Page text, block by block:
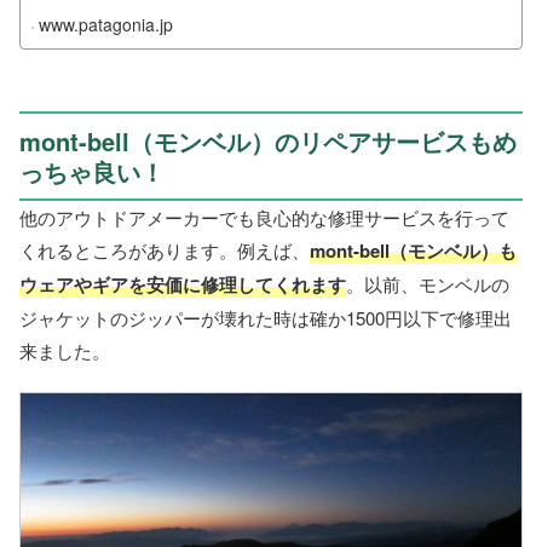
www.patagonia.jp
mont-bell（モンベル）のリペアサービスもめ
っちゃ良い！
他のアウトドアメーカーでも良心的な修理サービスを行って
くれるところがあります。例えば、 mont-bell（モンベル）も
ウェアやギアを安価に修理してくれます。以前、モンベルの
ジャケットのジッパーが壊れた時は確か1500円以下で修理出
来ました。